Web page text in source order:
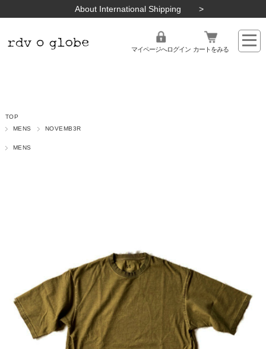
About International Shipping
マイページへログイン カートをみる
TOP
MENS
NOVEMB3R
MENS